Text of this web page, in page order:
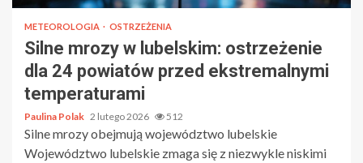
METEOROLOGIA OSTRZEŻENIA
Silne mrozy w lubelskim: ostrzeżenie
dla 24 powiatów przed ekstremalnymi
temperaturami
Paulina Polak 2 lutego 2026 512
Silne mrozy obejmują województwo lubelskie
Województwo lubelskie zmaga się z niezwykle niskimi